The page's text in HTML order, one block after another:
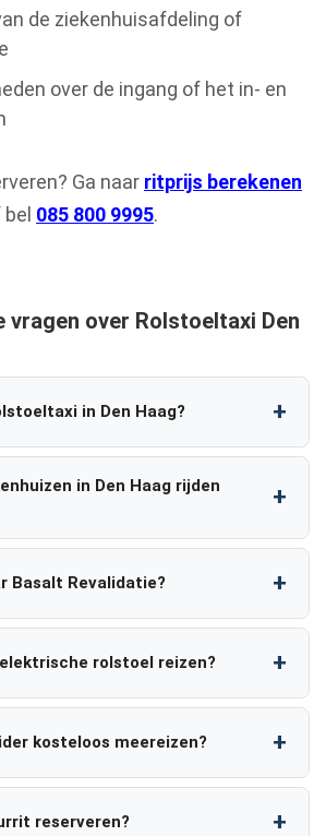
de ziekenhuisafdeling of
over de ingang of het in- en
Ga naar ritprijs berekenen
bel 085 800 9995.
vragen over Rolstoeltaxi Den
in Den Haag?
in Den Haag rijden
Basalt Revalidatie?
rolstoel reizen?
kosteloos meereizen?
reserveren?